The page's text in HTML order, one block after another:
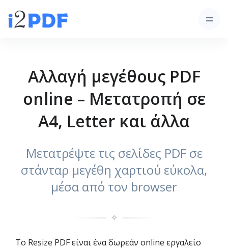
Αλλαγή μεγέθους PDF
online – Μετατροπή σε
A4, Letter και άλλα
Μετατρέψτε τις σελίδες PDF σε
στάνταρ μεγέθη χαρτιού εύκολα,
μέσα από τον browser
✧
Το Resize PDF είναι ένα δωρεάν online εργαλείο